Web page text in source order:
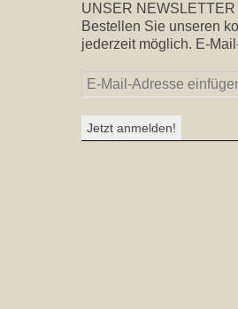
UNSER NEWSLETTER
Bestellen Sie unseren
jederzeit möglich. E-